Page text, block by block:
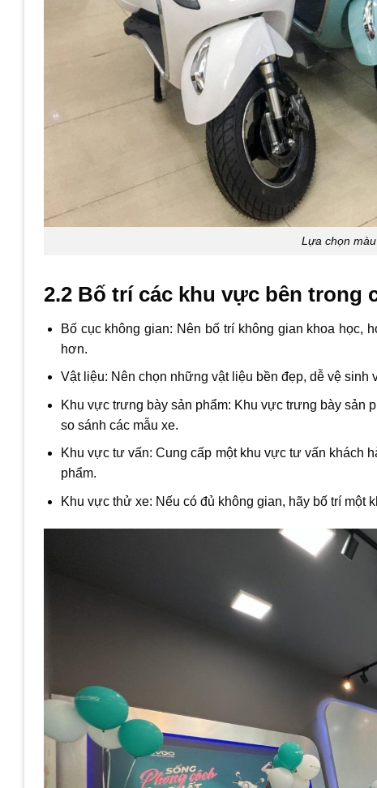
Lựa chọn
2.2 Bố trí các khu vực bên trong
Bố cục không gian: Nên bố trí không gian khoa học,
hơn.
Vật liệu: Nên chọn những vật liệu bền đẹp, dễ vệ sinh
Khu vực trưng bày sản phẩm: Khu vực trưng bày sản
so sánh các mẫu xe.
Khu vực tư vấn: Cung cấp một khu vực tư vấn khách
phẩm.
Khu vực thử xe: Nếu có đủ không gian, hãy bố trí một